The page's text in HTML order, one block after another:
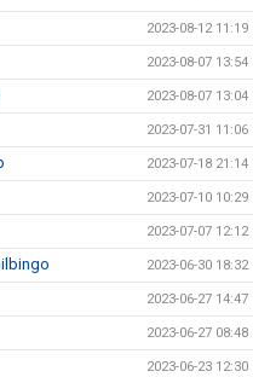
2023-08-12 11:19
2023-08-07 13:54
2023-08-07 13:04
2023-07-31 11:06
2023-07-18 21:14
2023-07-10 10:29
2023-07-07 12:12
2023-06-30 18:32
2023-06-27 14:47
2023-06-27 08:48
2023-06-23 12:30